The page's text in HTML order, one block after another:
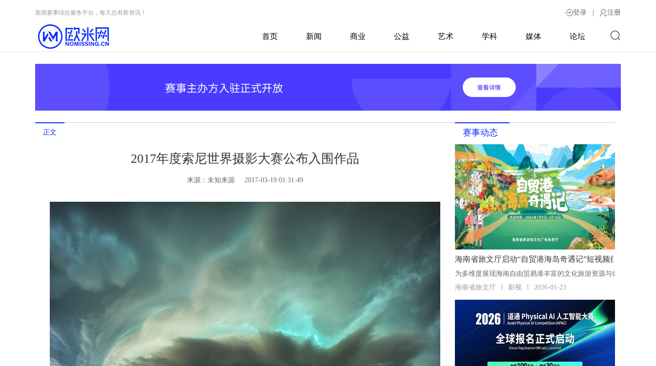
新闻赛事综合服务平台，每天总有新资讯！ 登录 | 注册
首页 新闻 商业 公益 艺术 学科 媒体 论坛
正文
2017年度索尼世界摄影大赛公布入围作品
来源： 未知来源 2017-03-19 01:31:49
赛事动态
海南省旅文厅启动“自贸港海岛奇遇记”短视频征集活动
海南省旅文厅 影视 2026-01-23